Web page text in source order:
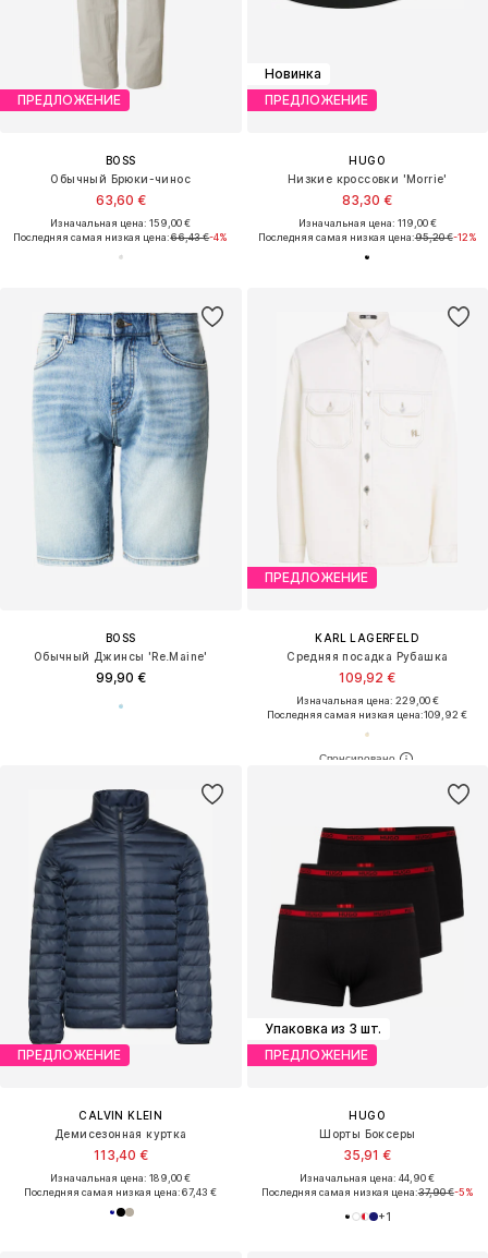
ПРЕДЛОЖЕНИЕ
BOSS
Обычный Брюки-чинос
63,60 €
Изначальная цена: 159,00 €
Последняя самая низкая цена:66,43 €-4%
Новинка
ПРЕДЛОЖЕНИЕ
HUGO
Низкие кроссовки 'Morrie'
83,30 €
Изначальная цена: 119,00 €
Последняя самая низкая цена:95,20 €-12%
BOSS
Обычный Джинсы 'Re.Maine'
99,90 €
ПРЕДЛОЖЕНИЕ
KARL LAGERFELD
Средняя посадка Рубашка
109,92 €
Изначальная цена: 229,00 €
Последняя самая низкая цена:109,92 €
ПРЕДЛОЖЕНИЕ
CALVIN KLEIN
Демисезонная куртка
113,40 €
Изначальная цена: 189,00 €
Последняя самая низкая цена:67,43 €
Упаковка из 3 шт.
ПРЕДЛОЖЕНИЕ
HUGO
Шорты Боксеры
35,91 €
Изначальная цена: 44,90 €
Последняя самая низкая цена:37,90 €-5%
+1